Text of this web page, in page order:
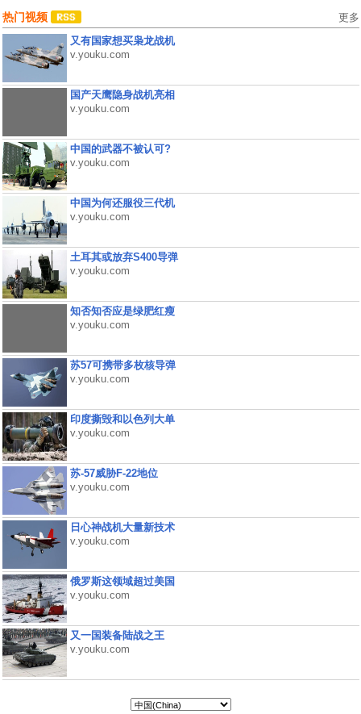
热门视频 更多
又有国家想买枭龙战机
v.youku.com
国产天鹰隐身战机亮相
v.youku.com
中国的武器不被认可?
v.youku.com
中国为何还服役三代机
v.youku.com
土耳其或放弃S400导弹
v.youku.com
知否知否应是绿肥红瘦
v.youku.com
苏57可携带多枚核导弹
v.youku.com
印度撕毁和以色列大单
v.youku.com
苏-57威胁F-22地位
v.youku.com
日心神战机大量新技术
v.youku.com
俄罗斯这领域超过美国
v.youku.com
又一国装备陆战之王
v.youku.com